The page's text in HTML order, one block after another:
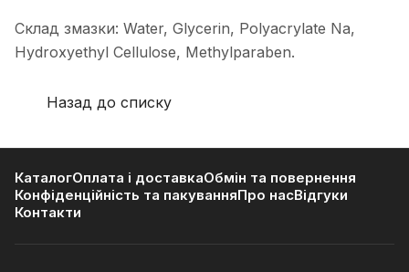
Склад змазки: Water, Glycerin, Polyacrylate Na,
Hydroxyethyl Cellulose, Methylparaben.
Назад до списку
КаталогОплата і доставкаОбмін та повернення
Конфіденційність та пакуванняПро насВідгуки
Контакти